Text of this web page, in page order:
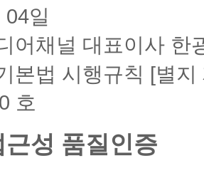
일
어채널 대표이사 한
본법 시행규칙 [별지
호
성 품질인증